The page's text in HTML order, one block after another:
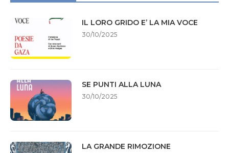
IL LORO GRIDO E’ LA MIA VOCE
30/10/2025
SE PUNTI ALLA LUNA
30/10/2025
LA GRANDE RIMOZIONE